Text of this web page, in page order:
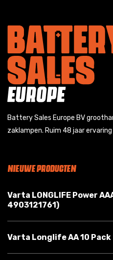
Battery Sales Europe BV
zaklampen. Ruim 48 jaar
NIEUWE PRODUCTEN
Varta LONGLIFE Power
4903121761)
Varta Longlife AA 10 Pack